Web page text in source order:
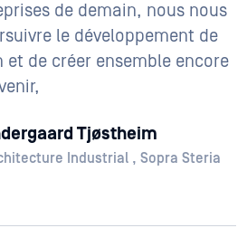
de demain, nous nous
le développement de
de créer ensemble encore
Tjøstheim
Industrial , Sopra Steria